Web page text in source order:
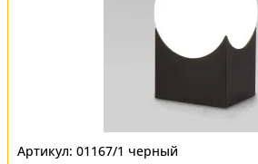
01167/1 черный